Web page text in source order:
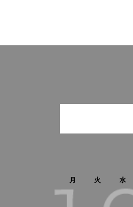
月 火 水